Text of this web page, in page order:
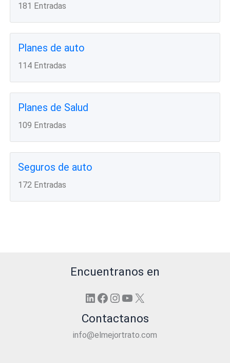
181 Entradas
Planes de auto
114 Entradas
Planes de Salud
109 Entradas
Seguros de auto
172 Entradas
Encuentranos en
LinkedIn
Facebook
Instagram
YouTube
X
Contactanos
info@elmejortrato.com